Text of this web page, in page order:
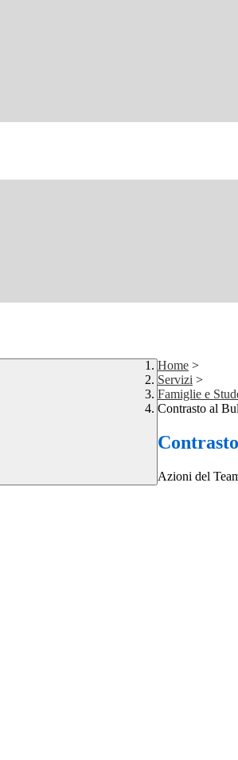
Home >
Servizi >
Famiglie e
Contrasto al
Azioni del